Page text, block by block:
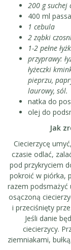
200 g suchej
400 ml
1 cebula
2 ząbki
1-2 pełne
przyprawy:
łyżeczki
pieprzu,
laurowy, sól.
natka do
olej do
Jak
Ciecierzycę
czasie odlać,
pod przykryciem
pokroić w piórka,
razem podsmażyć
osączoną
i przeciśnięty
Jeśli danie
ciecierzycy.
ziemniakami,